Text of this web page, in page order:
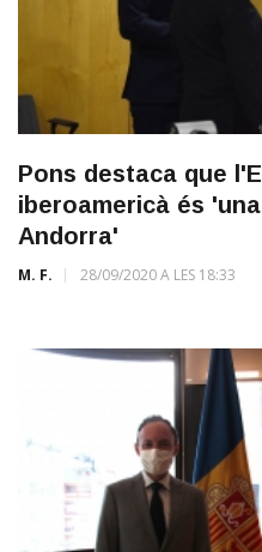
Pons destaca que
iberoamericà és
Andorra'
M. F. 28/09/2020 A LES 18:33